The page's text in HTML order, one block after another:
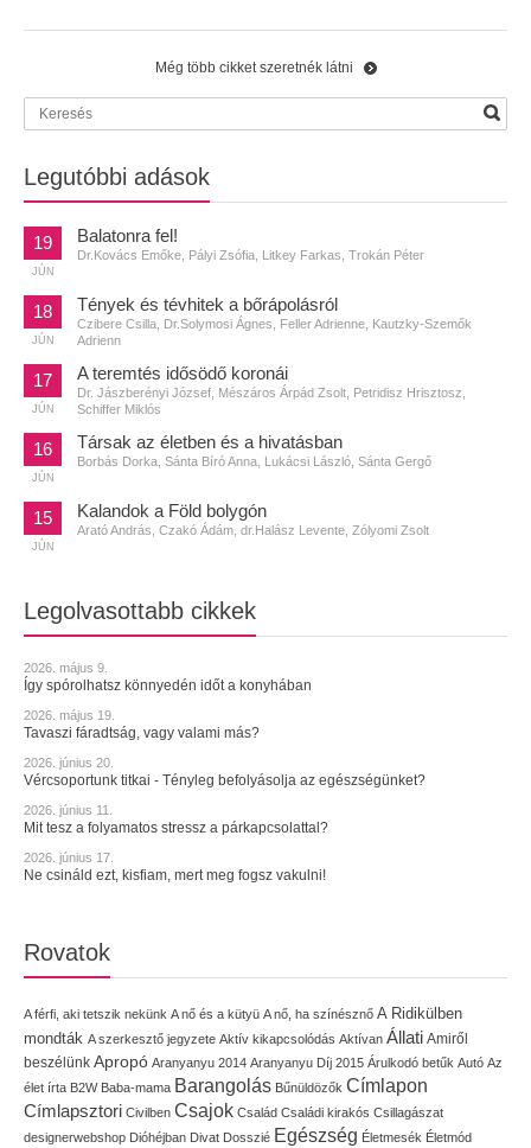
Még több cikket szeretnék látni
Legutóbbi adások
19
JÚN
Balatonra fel!
Dr.Kovács Emőke, Pályi Zsófia, Litkey Farkas, Trokán Péter
18
JÚN
Tények és tévhitek a bőrápolásról
Czibere Csilla, Dr.Solymosi Ágnes, Feller Adrienne, Kautzky-Szemők
Adrienn
17
JÚN
A teremtés idősödő koronái
Dr. Jászberényi József, Mészáros Árpád Zsolt, Petridisz Hrisztosz,
Schiffer Miklós
16
JÚN
Társak az életben és a hivatásban
Borbás Dorka, Sánta Bíró Anna, Lukácsi László, Sánta Gergő
15
JÚN
Kalandok a Föld bolygón
Arató András, Czakó Ádám, dr.Halász Levente, Zólyomi Zsolt
Legolvasottabb cikkek
2026. május 9.
Így spórolhatsz könnyedén időt a konyhában
2026. május 19.
Tavaszi fáradtság, vagy valami más?
2026. június 20.
Vércsoportunk titkai - Tényleg befolyásolja az egészségünket?
2026. június 11.
Mit tesz a folyamatos stressz a párkapcsolattal?
2026. június 17.
Ne csináld ezt, kisfiam, mert meg fogsz vakulni!
Rovatok
A férfi, aki tetszik nekünk A nő és a kütyü A nő, ha színésznő A Ridikülben
mondták A szerkesztő jegyzete Aktív kikapcsolódás Aktívan Állati Amiről
beszélünk Apropó Aranyanyu 2014 Aranyanyu Díj 2015 Árulkodó betűk Autó Az
élet írta B2W Baba-mama Barangolás Bűnüldözők Címlapon
Címlapsztori Civilben Csajok Család Családi kirakós Csillagászat
designerwebshop Dióhéjban Divat Dosszié Egészség Életmesék Életmód